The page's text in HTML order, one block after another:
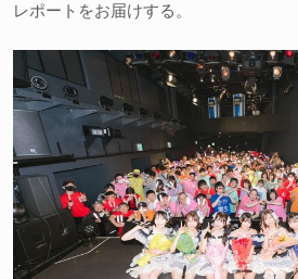
レポートをお届けする。